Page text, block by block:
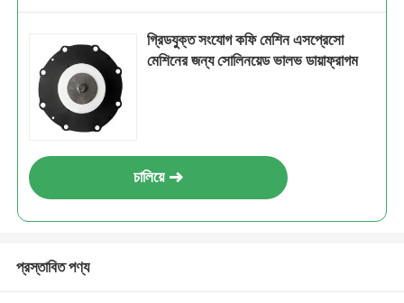
গ্রিডযুক্ত সংযোগ কফি মেশিন এসপ্রেসো
মেশিনের জন্য সোলিনয়েড ভালভ ডায়াফ্রাগম
চালিয়ে
প্রস্তাবিত পণ্য